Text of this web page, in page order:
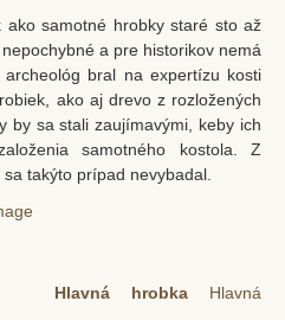
ako samotné hrobky staré sto až
a pre historikov nemá
bral na expertízu kosti
ako aj drevo z rozložených
by sa stali zaujímavými, keby ich
samotného kostola. Z
takýto prípad nevybadal.
Hlavná hrobka Hlavná